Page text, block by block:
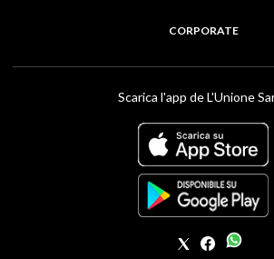
CORPORATE
Scarica l'app de L'Unione